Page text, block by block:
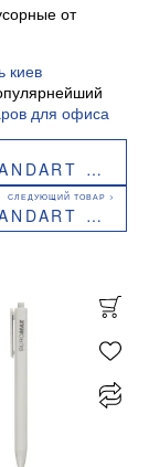
от
киев
для офиса
10200016
10200032